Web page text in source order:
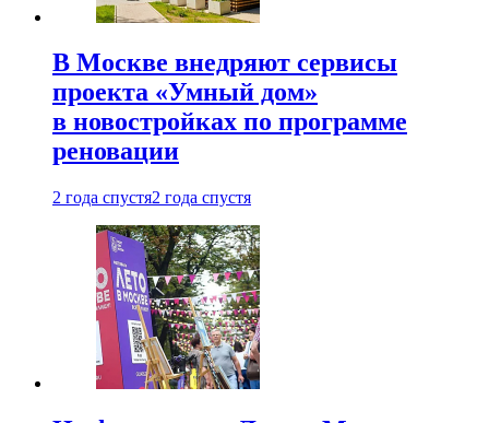
В Москве внедряют сервисы
проекта «Умный дом»
в новостройках по программе
реновации
2 года спустя2 года спустя